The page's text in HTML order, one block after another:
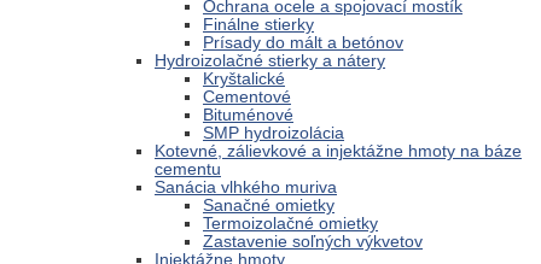
Ochrana ocele a spojovací mostík
Finálne stierky
Prísady do mált a betónov
Hydroizolačné stierky a nátery
Kryštalické
Cementové
Bituménové
SMP hydroizolácia
Kotevné, zálievkové a injektážne hmoty na báze
cementu
Sanácia vlhkého muriva
Sanačné omietky
Termoizolačné omietky
Zastavenie soľných výkvetov
Injektážne hmoty